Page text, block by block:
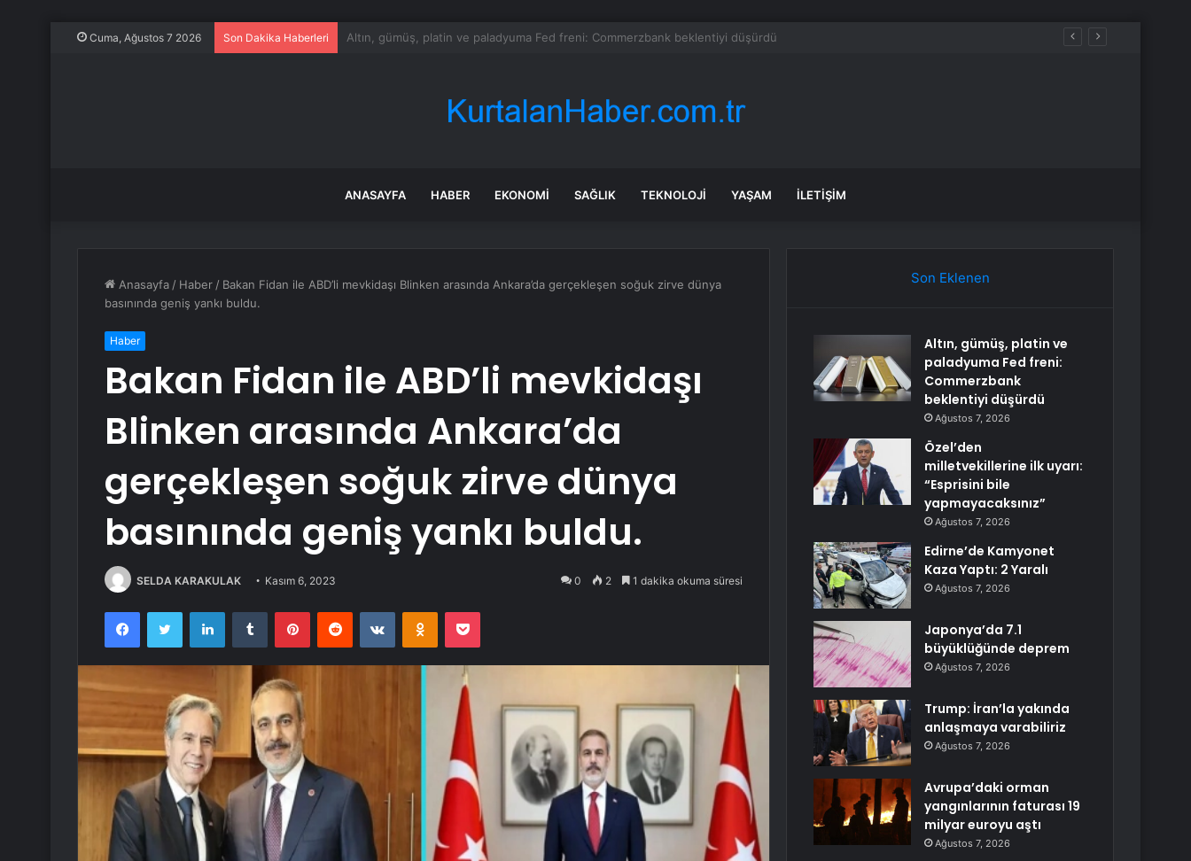
Cuma, Ağustos 7 2026 Son Dakika Haberleri Özel’den milletvekillerine ilk uyarı: “Esprisini bile yapmayacaksınız”
ANASAYFA HABER EKONOMI SAĞLIK TEKNOLOJI YAŞAM İLETIŞIM
Anasayfa / Haber / Bakan Fidan ile ABD’li mevkidaşı Blinken arasında Ankara’da gerçekleşen soğuk zirve dünya
basınında geniş yankı buldu.
Haber
Bakan Fidan ile ABD’li mevkidaşı
Blinken arasında Ankara’da
gerçekleşen soğuk zirve dünya
basınında geniş yankı buldu.
SELDA KARAKULAK Kasım 6, 2023 0 2 1 dakika okuma süresi
FacebookTwitter LinkedInTumblr PinterestReddit VKontakteOdnoklassniki
Pocket
Son Eklenen
Altın, gümüş, platin ve
paladyuma Fed freni:
Commerzbank
beklentiyi düşürdü
Ağustos 7, 2026
Özel’den
milletvekillerine ilk uyarı:
“Esprisini bile
yapmayacaksınız”
Ağustos 7, 2026
Edirne’de Kamyonet
Kaza Yaptı: 2 Yaralı
Ağustos 7, 2026
Japonya’da 7.1
büyüklüğünde deprem
Ağustos 7, 2026
Trump: İran’la yakında
anlaşmaya varabiliriz
Ağustos 7, 2026
Avrupa’daki orman
yangınlarının faturası 19
milyar euroyu aştı
Ağustos 7, 2026